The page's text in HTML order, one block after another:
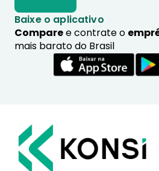
Baixe o aplicativo
Comparee contrate o
mais barato do Brasil